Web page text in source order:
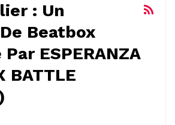
: Un
Beatbox
ESPERANZA
BATTLE